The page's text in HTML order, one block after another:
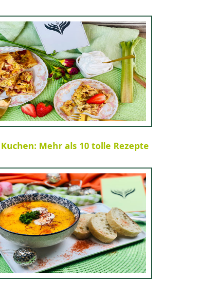
Mehr als 10 tolle Rezepte